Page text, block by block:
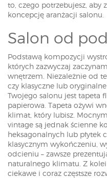
to, czego potrzebujesz, aby
koncepcję aranżacji salonu.
Salon od
Podstawą kompozycji
których zazwyczaj
wnętrzem. Niezależnie od
czy klasyczne lub
Twojego salonu jest tapeta
papierowa. Tapeta ożywi
klimat, który lubisz.
vintage są jednak ścienne
heksagonalnych lub płytek
klasycznym wykończeniu,
odcieniu – zawsze
naturalnego klimatu. Z
ciekawe i coraz częstsze